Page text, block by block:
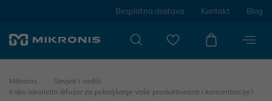
Besplatna dostava Kontakt Blog
Mikronis
Savjeti i vodiči
Kako iskoristiti difuzor za poboljšanje vaše produktivnosti i koncentracije?